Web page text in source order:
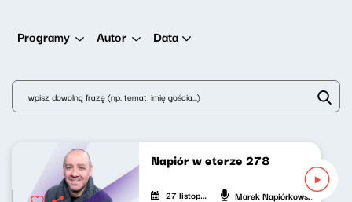
Programy Autor Data
Napiór w eterze 278
27 listopada 2025 Marek Napiórkowski